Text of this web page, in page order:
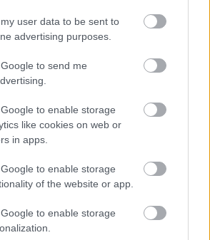
user data to be sent to
advertising purposes.
to send me
to enable storage
like cookies on web or
in apps.
to enable storage
of the website or app.
to enable storage